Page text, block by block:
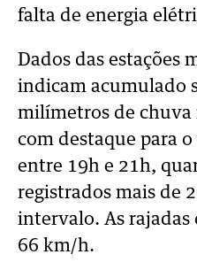
falta de energia
Dados das estações
indicam acumulado
milímetros de chuva
com destaque para
entre 19h e 21h,
registrados mais de
intervalo. As rajadas
66 km/h.